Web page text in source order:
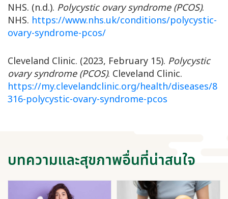
NHS. (n.d.). Polycystic ovary syndrome (PCOS).
NHS. https://www.nhs.uk/conditions/polycystic-
ovary-syndrome-pcos/
Cleveland Clinic. (2023, February 15). Polycystic
ovary syndrome (PCOS). Cleveland Clinic.
https://my.clevelandclinic.org/health/diseases/8
316-polycystic-ovary-syndrome-pcos
บทความและสุขภาพอื่นที่น่าสนใจ